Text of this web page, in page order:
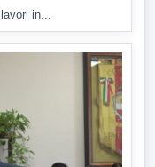
in...